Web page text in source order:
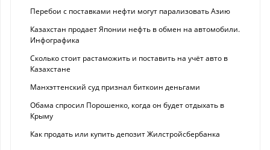
Перебои с поставками нефти могут парализовать Азию
Казахстан продает Японии нефть в обмен на автомобили.
Инфографика
Сколько стоит растаможить и поставить на учёт авто в
Казахстане
Манхэттенский суд признал биткоин деньгами
Обама спросил Порошенко, когда он будет отдыхать в
Крыму
Как продать или купить депозит Жилстройсбербанка